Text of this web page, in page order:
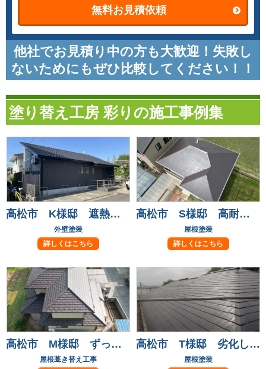
無料お見積依頼
他社でお見積り中の方も大歓迎！失敗し
ないためにもぜひ比較してください！！
塗り替え工房 彩りの施工事例集
高松市 K様邸 遮熱フッ素塗料で長持ち安心！
外壁塗装
詳しくはこちら
高松市 S様邸 高耐候フッ素塗料で屋根塗装！
屋根塗装
詳しくはこちら
高松市 M様邸 ずっと気になっていた屋根瓦も葺き替えて安心！
屋根葺き替え工事
高松市 T様邸 劣化して気になっていた屋根も元通り
屋根塗装